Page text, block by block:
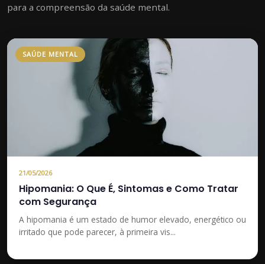
para a compreensão da saúde mental.
SAÚDE MENTAL
21/05/2026
Hipomania: O Que É, Sintomas e Como Tratar
com Segurança
A hipomania é um estado de humor elevado, energético ou
irritado que pode parecer, à primeira vis...